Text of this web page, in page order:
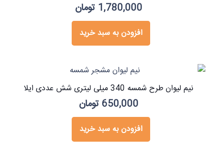
1,780,000 تومان
افزودن به سبد خرید
نیم لیوان طرح شمسه 340 میلی لیتری شش عددی ایلا
650,000 تومان
افزودن به سبد خرید